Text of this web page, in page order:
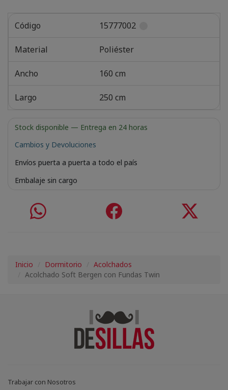
Código 15777002
Material Poliéster
Ancho 160 cm
Largo 250 cm
Stock disponible — Entrega en 24 horas
Cambios y Devoluciones
Envíos puerta a puerta a todo el país
Embalaje sin cargo
Inicio Dormitorio
Acolchados
Acolchado Soft Bergen con Fundas Twin
Trabajar con Nosotros